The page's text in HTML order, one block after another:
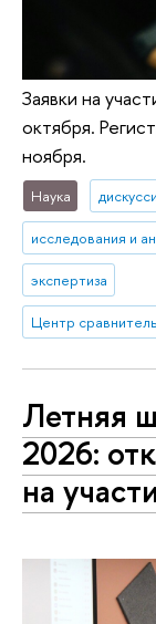
Заявки на
октября.
ноября.
Наука
исследования и
экспертиза
Летняя
2026:
на